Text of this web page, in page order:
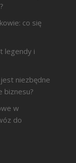
co się
legendy i
niezbędne
biznesu?
w
do